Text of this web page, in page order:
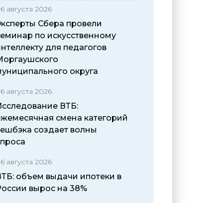
августа 2026
Сбера провели
по искусственному
для педагогов
округа
августа 2026
ВТБ:
смена категорий
создает волны
августа 2026
объем выдачи ипотеки в
вырос на 38%